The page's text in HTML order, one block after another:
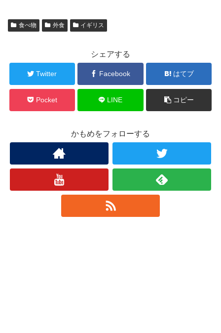
食べ物 外食 イギリス
シェアする
Twitter Facebook はてブ
Pocket LINE コピー
かもめをフォローする